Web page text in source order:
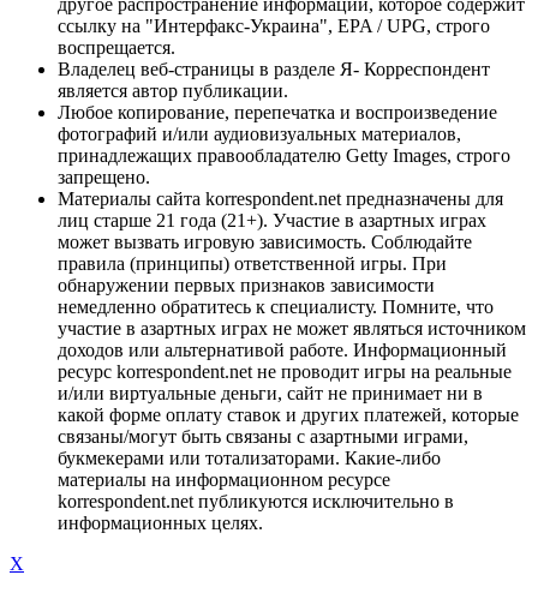
другое распространение информации, которое содержит
ссылку на "Интерфакс-Украина", EPA / UPG, строго
воспрещается.
Владелец веб-страницы в разделе Я- Корреспондент
является автор публикации.
Любое копирование, перепечатка и воспроизведение
фотографий и/или аудиовизуальных материалов,
принадлежащих правообладателю Getty Images, строго
запрещено.
Материалы сайта korrespondent.net предназначены для
лиц старше 21 года (21+). Участие в азартных играх
может вызвать игровую зависимость. Соблюдайте
правила (принципы) ответственной игры. При
обнаружении первых признаков зависимости
немедленно обратитесь к специалисту. Помните, что
участие в азартных играх не может являться источником
доходов или альтернативой работе. Информационный
ресурс korrespondent.net не проводит игры на реальные
и/или виртуальные деньги, сайт не принимает ни в
какой форме оплату ставок и других платежей, которые
связаны/могут быть связаны с азартными играми,
букмекерами или тотализаторами. Какие-либо
материалы на информационном ресурсе
korrespondent.net публикуются исключительно в
информационных целях.
X